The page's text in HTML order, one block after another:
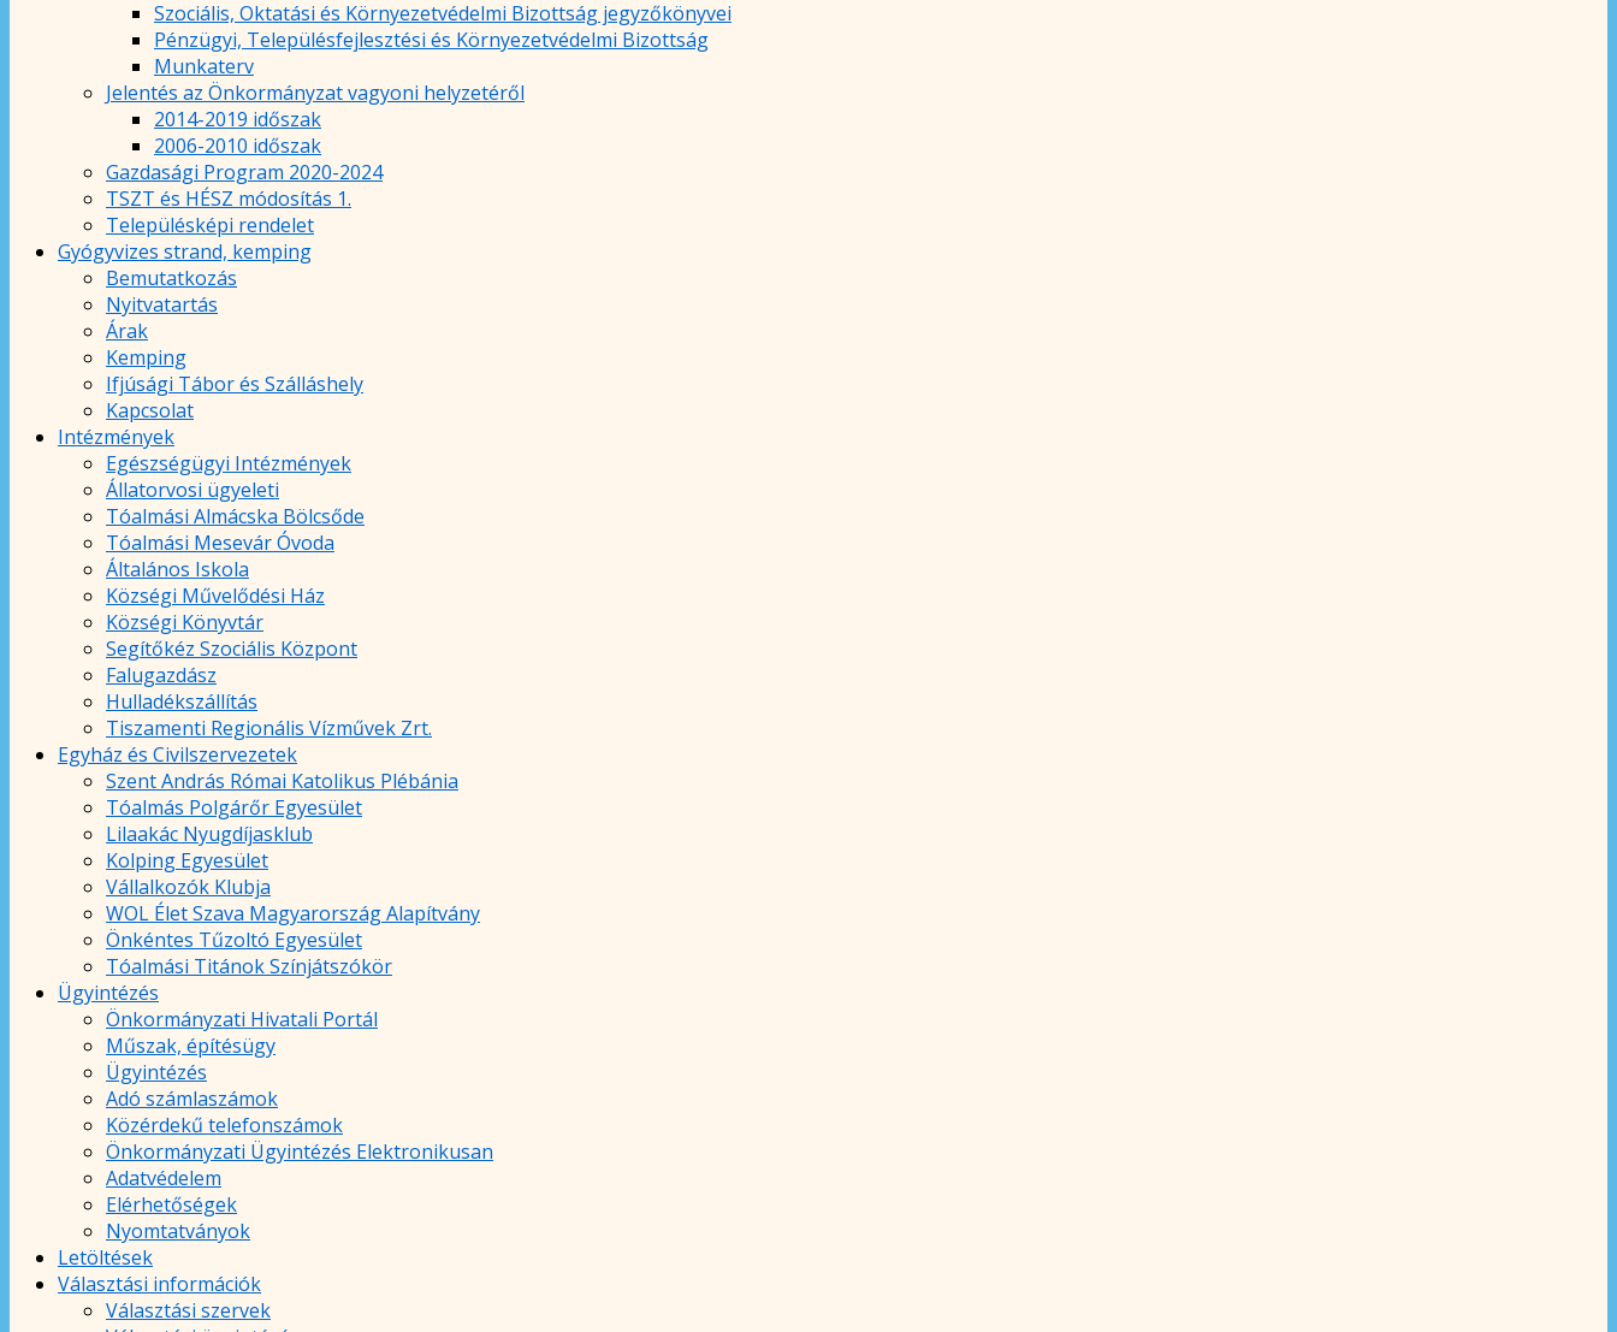
Szociális, Oktatási és Környezetvédelmi Bizottság jegyzőkönyvei
Pénzügyi, Településfejlesztési és Környezetvédelmi Bizottság
Munkaterv
Jelentés az Önkormányzat vagyoni helyzetéről
2014-2019 időszak
2006-2010 időszak
Gazdasági Program 2020-2024
TSZT és HÉSZ módosítás 1.
Településképi rendelet
Gyógyvizes strand, kemping
Bemutatkozás
Nyitvatartás
Árak
Kemping
Ifjúsági Tábor és Szálláshely
Kapcsolat
Intézmények
Egészségügyi Intézmények
Állatorvosi ügyeleti
Tóalmási Almácska Bölcsőde
Tóalmási Mesevár Óvoda
Általános Iskola
Községi Művelődési Ház
Községi Könyvtár
Segítőkéz Szociális Központ
Falugazdász
Hulladékszállítás
Tiszamenti Regionális Vízművek Zrt.
Egyház és Civilszervezetek
Szent András Római Katolikus Plébánia
Tóalmás Polgárőr Egyesület
Lilaakác Nyugdíjasklub
Kolping Egyesület
Vállalkozók Klubja
WOL Élet Szava Magyarország Alapítvány
Önkéntes Tűzoltó Egyesület
Tóalmási Titánok Színjátszókör
Ügyintézés
Önkormányzati Hivatali Portál
Műszak, építésügy
Ügyintézés
Adó számlaszámok
Közérdekű telefonszámok
Önkormányzati Ügyintézés Elektronikusan
Adatvédelem
Elérhetőségek
Nyomtatványok
Letöltések
Választási információk
Választási szervek